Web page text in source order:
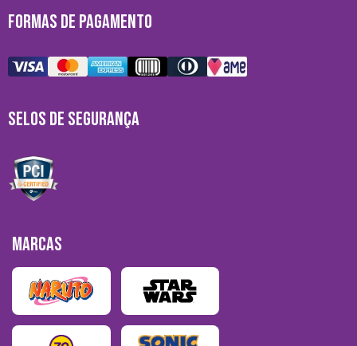
FORMAS DE PAGAMENTO
SELOS DE SEGURANÇA
MARCAS